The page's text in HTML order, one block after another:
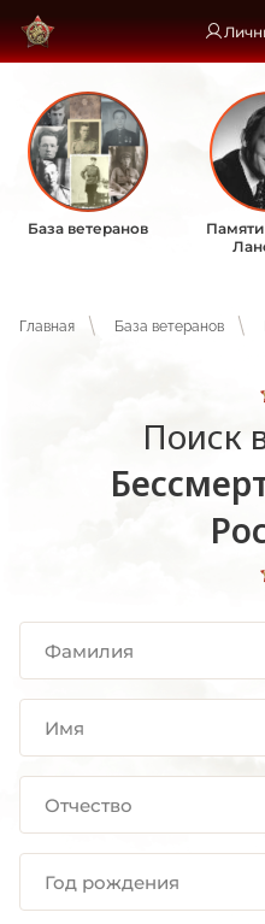
База ветеранов
Главная База ветеранов
Поиск